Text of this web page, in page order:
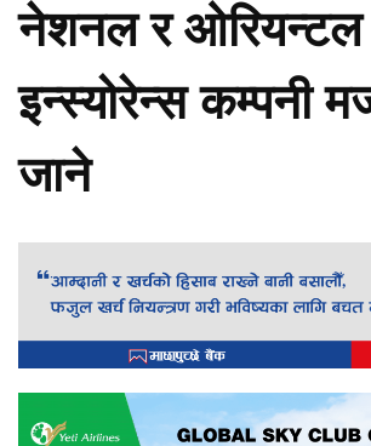
नेशनल र ओरियन्टल
इन्स्योरेन्स कम्पनी
जाने